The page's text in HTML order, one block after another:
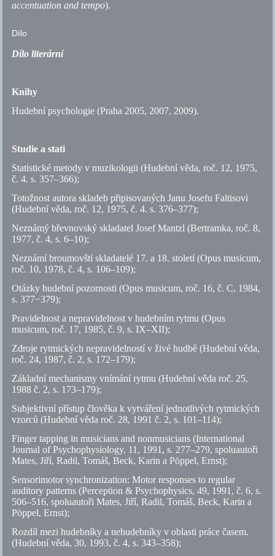
accentuation and tempo).
Dílo
Dílo literární
Knihy
Hudební psychologie (Praha 2005, 2007, 2009).
Studie a stati
Statistické metody v muzikologii (Hudební věda, roč. 12, 1975,
č. 4. s. 357–366);
Totožnost autora skladeb připisovaných Janu Josefu Faltisovi
(Hudební věda, roč. 12, 1975,č. 4. s. 376–377);
Neznámý břevnovský skladatel Josef Mantzl (Bertramka, roč. 8,
1977,č. 4, s. 6–10);
Neznámí broumovští skladatelé 17. a 18. století (Opus musicum,
roč. 10, 1978,č. 4, s. 106–109);
Otázky hudební pozornosti (Opus musicum, roč. 16,č. C, 1984,
s. 377−379);
Pravidelnost a nepravidelnost v hudebním rytmu (Opus
musicum, roč. 17, 1985,č. 9, s. IX–XII);
Zdroje rytmických nepravidelností v živé hudbě (Hudební věda,
roč. 24, 1987,č. 2, s. 172–179);
Základní mechanismy vnímání rytmu (Hudební věda roč. 25,
1988č. 2, s. 173–179);
Subjektivní přístup člověka k vytváření jednotlivých rytmických
vzorců (Hudební věda roč. 28, 1991č. 2, s. 101–114);
Finger tapping in musicians and nonmusicians (International
Journal of Psychophysiology, 11, 1991, s. 277–279, spoluautoři
Mates, Jiří, Radil, Tomáš, Beck, Karin a Pöppel, Ernst);
Sensorimotor synchronization: Motor responses to regular
auditory patterns (Perception & Psychophysics, 49, 1991,č. 6, s.
506–516, spoluautoři Mates, Jiří, Radil, Tomáš, Beck, Karin a
Pöppel, Ernst);
Rozdíl mezi hudebníky a nehudebníky v oblasti práce časem.
(Hudební věda, 30, 1993,č. 4, s. 343–358);